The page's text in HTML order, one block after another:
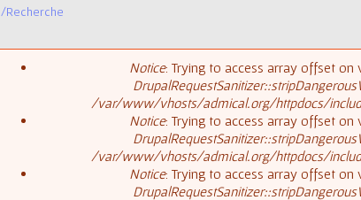
/Recherche
Notice: Trying to access array offset on
/var/www/vhosts/admical.org/httpdocs/
Notice: Trying to access array offset on
/var/www/vhosts/admical.org/httpdocs/
Notice: Trying to access array offset on